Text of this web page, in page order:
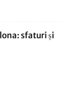
sfaturi și